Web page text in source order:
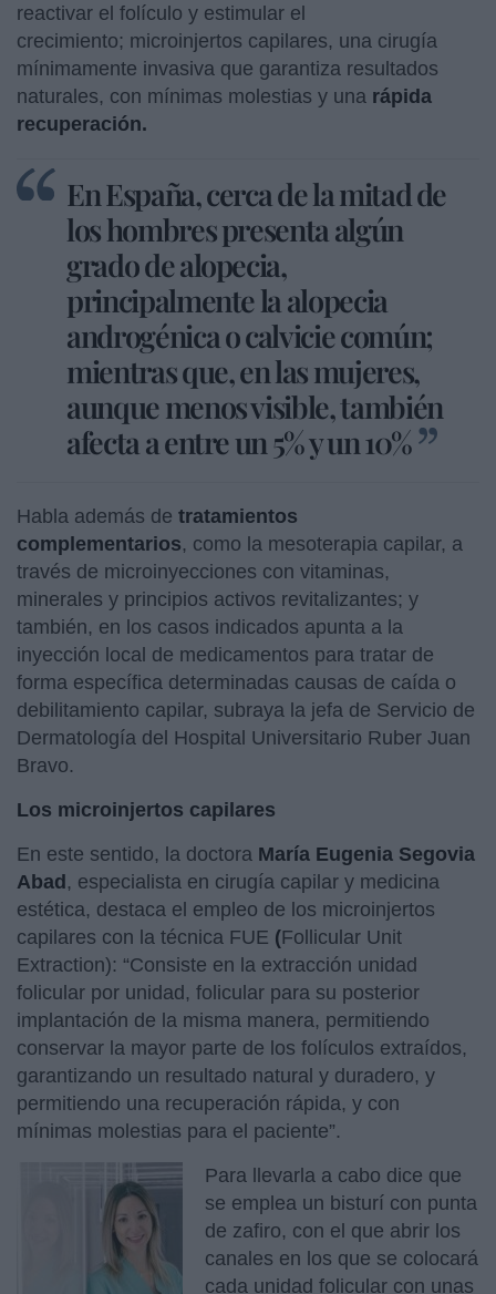
reactivar el folículo y estimular el
crecimiento; microinjertos capilares, una cirugía
mínimamente invasiva que garantiza resultados
naturales, con mínimas molestias y una rápida
recuperación.
En España, cerca de la mitad de
los hombres presenta algún
grado de alopecia,
principalmente la alopecia
androgénica o calvicie común;
mientras que, en las mujeres,
aunque menos visible, también
afecta a entre un 5% y un 10%
Habla además de tratamientos
complementarios, como la mesoterapia capilar, a
través de microinyecciones con vitaminas,
minerales y principios activos revitalizantes; y
también, en los casos indicados apunta a la
inyección local de medicamentos para tratar de
forma específica determinadas causas de caída o
debilitamiento capilar, subraya la jefa de Servicio de
Dermatología del Hospital Universitario Ruber Juan
Bravo.
Los microinjertos capilares
En este sentido, la doctora María Eugenia Segovia
Abad, especialista en cirugía capilar y medicina
estética, destaca el empleo de los microinjertos
capilares con la técnica FUE (Follicular Unit
Extraction): “Consiste en la extracción unidad
folicular por unidad, folicular para su posterior
implantación de la misma manera, permitiendo
conservar la mayor parte de los folículos extraídos,
garantizando un resultado natural y duradero, y
permitiendo una recuperación rápida, y con
mínimas molestias para el paciente”.
Para llevarla a cabo dice que
se emplea un bisturí con punta
de zafiro, con el que abrir los
canales en los que se colocará
cada unidad folicular con unas